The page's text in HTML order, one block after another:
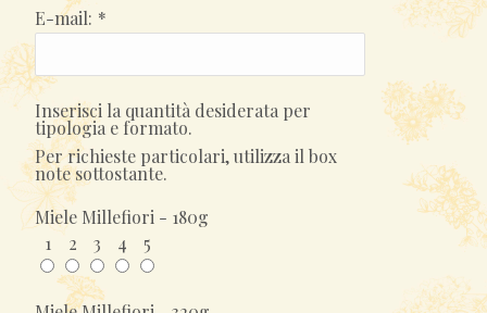
E-mail: *
Inserisci la quantità desiderata per
tipologia e formato.
Per richieste particolari, utilizza il box
note sottostante.
Miele Millefiori - 180g
1
2 3 4 5